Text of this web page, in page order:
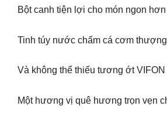
Bột canh tiện lợi cho món ngon hơn
Tinh túy nước chấm cá cơm
Và không thể thiếu tương ớt VIFON
Một hương vị quê hương trọn vẹn